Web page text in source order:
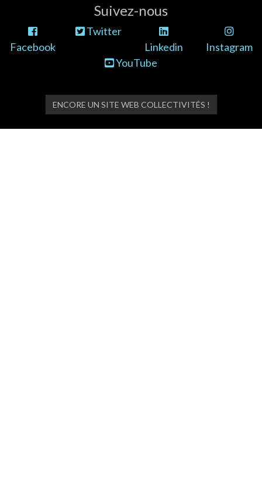
Suivez-nous
Facebook
Twitter
Linkedin
Instagram
YouTube
ENCORE UN SITE WEB COLLECTIVITÉS !